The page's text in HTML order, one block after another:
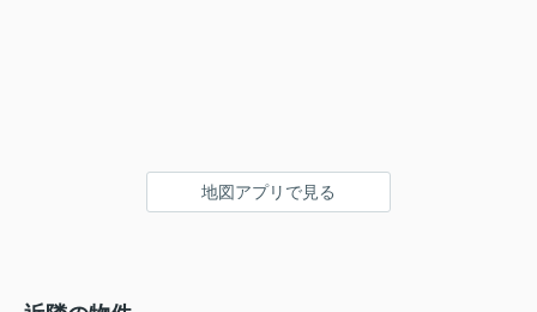
地図アプリで見る